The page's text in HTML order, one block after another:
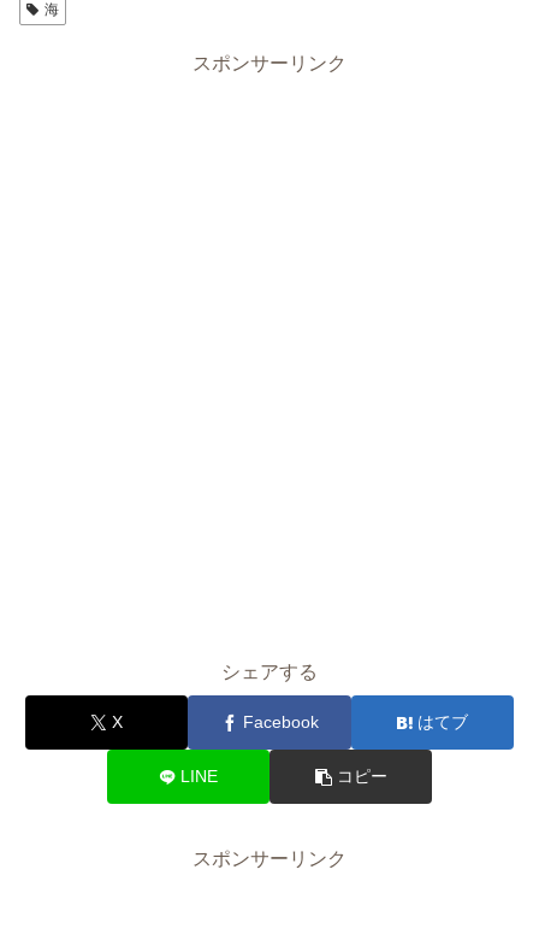
海
スポンサーリンク
シェアする
X Facebook はてブ
LINE コピー
スポンサーリンク